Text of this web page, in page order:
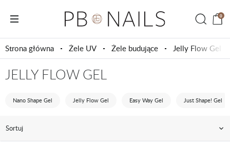
0
Strona główna Żele UV Żele budujące Jelly Flow Gel
JELLY FLOW GEL
Sortuj
Nano Shape Gel Jelly Flow Gel Easy Way Gel Just Shape! Gel